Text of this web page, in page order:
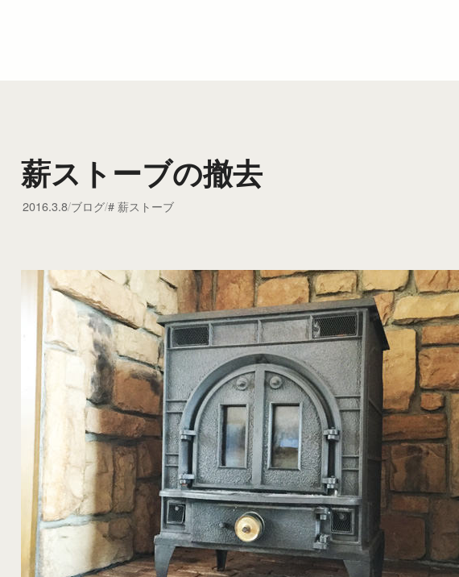
薪ストーブの撤去
2016.3.8 ブログ 薪ストーブ